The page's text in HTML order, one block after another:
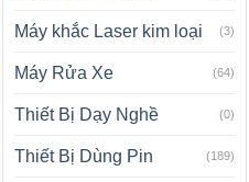
Máy khắc Laser kim loại (3)
Máy Rửa Xe (64)
Thiết Bị Dạy Nghề (0)
Thiết Bị Dùng Pin (189)